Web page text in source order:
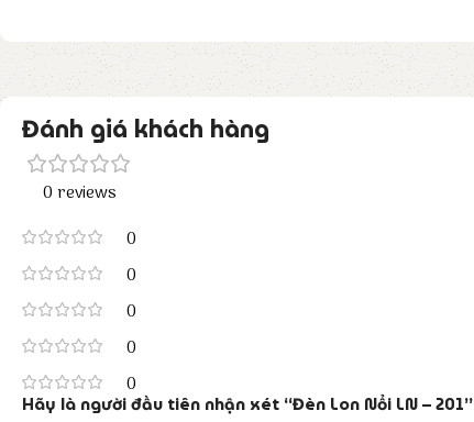
Đánh giá khách hàng
0 reviews
0
0
0
0
0
Hãy là người đầu tiên nhận xét “Đèn Lon Nổi LN – 201”